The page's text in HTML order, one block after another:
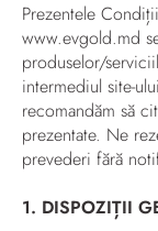
Prezentele
www.evgold.md
produselor/
intermediul site-
recomandăm să
prezentate. Ne
prevederi fără
1. DISPOZIȚII